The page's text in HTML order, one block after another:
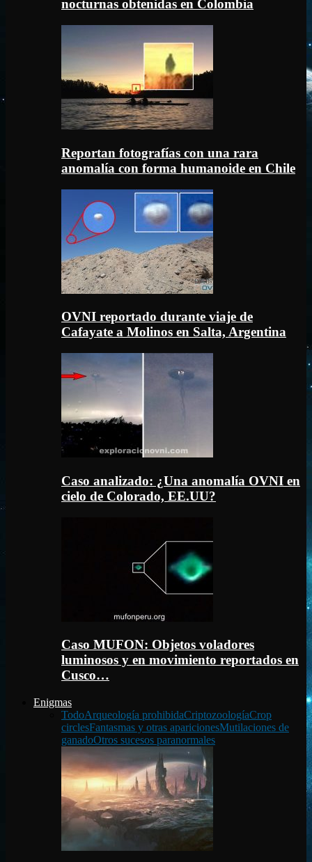
nocturnas obtenidas en Colombia
Reportan fotografías con una rara
anomalía con forma humanoide en Chile
OVNI reportado durante viaje de
Cafayate a Molinos en Salta, Argentina
Caso analizado: ¿Una anomalía OVNI en
cielo de Colorado, EE.UU?
Caso MUFON: Objetos voladores
luminosos y en movimiento reportados en
Cusco…
Enigmas
TodoArqueología prohibidaCriptozoologíaCrop
circlesFantasmas y otras aparicionesMutilaciones de
ganadoOtros sucesos paranormales